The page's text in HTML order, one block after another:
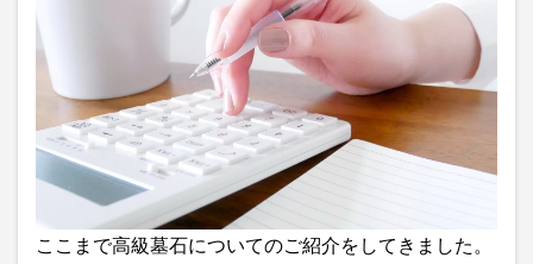
ここまで高級墓石についてのご紹介をしてきました。